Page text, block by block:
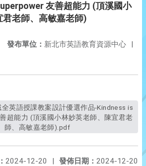
友善超能力 (頂溪國小
老師、高敏嘉老師)
發布單位： 新北市英語教育資源中心 |
超能力 (頂溪國小林妙英老師、陳宜君老
師、高敏嘉老師).pdf
發佈日期： 2024-12-20
2024-12-20
|